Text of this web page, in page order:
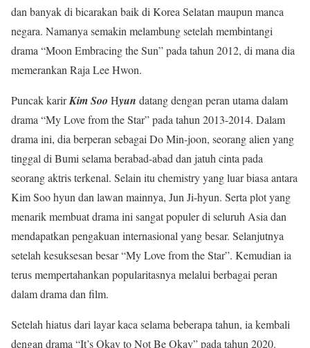
dan banyak di bicarakan baik di Korea Selatan maupun manca
negara. Namanya semakin melambung setelah membintangi
drama “Moon Embracing the Sun” pada tahun 2012, di mana dia
memerankan Raja Lee Hwon.
Puncak karirKim Soo Hyun datang dengan peran utama dalam
drama “My Love from the Star” pada tahun 2013-2014. Dalam
drama ini, dia berperan sebagai Do Min-joon, seorang alien yang
tinggal di Bumi selama berabad-abad dan jatuh cinta pada
seorang aktris terkenal. Selain itu chemistry yang luar biasa antara
Kim Soo hyun dan lawan mainnya, Jun Ji-hyun. Serta plot yang
menarik membuat drama ini sangat populer di seluruh Asia dan
mendapatkan pengakuan internasional yang besar. Selanjutnya
setelah kesuksesan besar “My Love from the Star”. Kemudian ia
terus mempertahankan popularitasnya melalui berbagai peran
dalam drama dan film.
Setelah hiatus dari layar kaca selama beberapa tahun, ia kembali
dengan drama “It’s Okay to Not Be Okay” pada tahun 2020.